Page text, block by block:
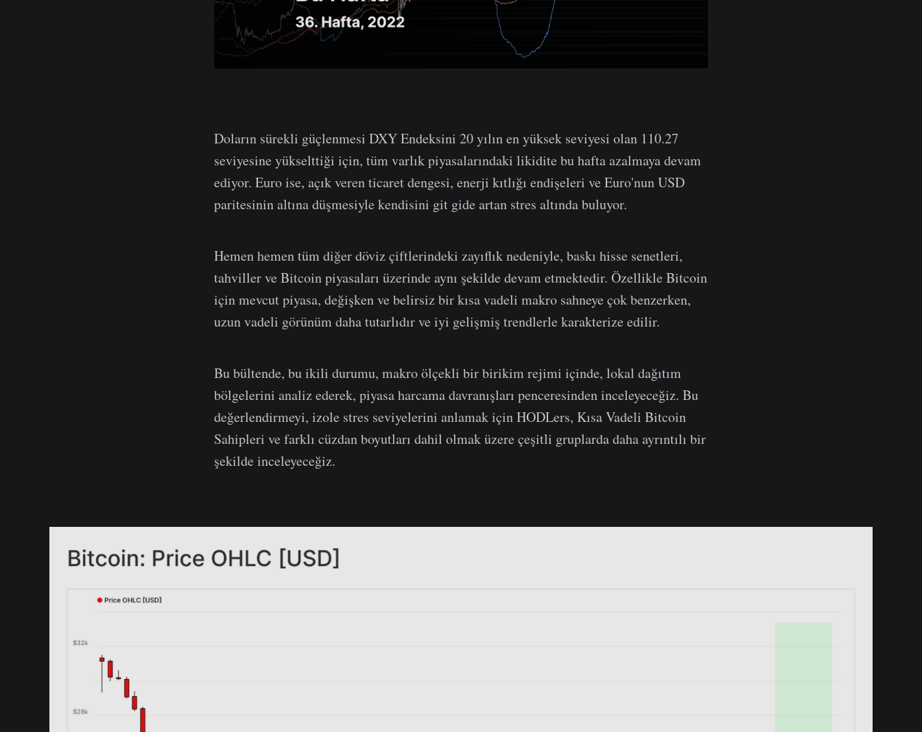
Doların sürekli güçlenmesi DXY Endeksini 20 yılın en yüksek seviyesi olan 110.27
seviyesine yükselttiği için, tüm varlık piyasalarındaki likidite bu hafta azalmaya devam
ediyor. Euro ise, açık veren ticaret dengesi, enerji kıtlığı endişeleri ve Euro'nun USD
paritesinin altına düşmesiyle kendisini git gide artan stres altında buluyor.
Hemen hemen tüm diğer döviz çiftlerindeki zayıflık nedeniyle, baskı hisse senetleri,
tahviller ve Bitcoin piyasaları üzerinde aynı şekilde devam etmektedir. Özellikle Bitcoin
için mevcut piyasa, değişken ve belirsiz bir kısa vadeli makro sahneye çok benzerken,
uzun vadeli görünüm daha tutarlıdır ve iyi gelişmiş trendlerle karakterize edilir.
Bu bültende, bu ikili durumu, makro ölçekli bir birikim rejimi içinde, lokal dağıtım
bölgelerini analiz ederek, piyasa harcama davranışları penceresinden inceleyeceğiz. Bu
değerlendirmeyi, izole stres seviyelerini anlamak için HODLers, Kısa Vadeli Bitcoin
Sahipleri ve farklı cüzdan boyutları dahil olmak üzere çeşitli gruplarda daha ayrıntılı bir
şekilde inceleyeceğiz.